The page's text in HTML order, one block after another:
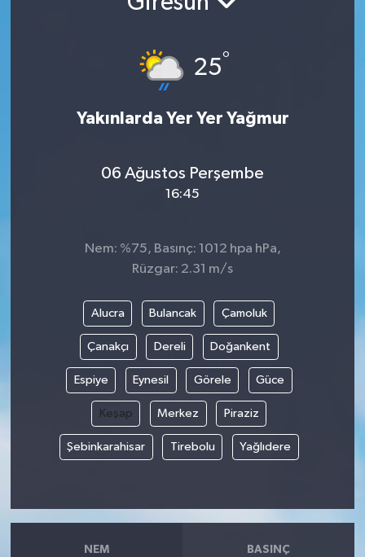
25°
Yakınlarda Yer Yer Yağmur
06 Ağustos Perşembe
16:45
Nem: %75, Basınç: 1012 hpa hPa,
Rüzgar: 2.31 m/s
Alucra Bulancak Çamoluk
Çanakçı Dereli Doğankent
Espiye Eynesil Görele Güce
Keşap Merkez Piraziz
Şebinkarahisar Tirebolu Yağlıdere
NEM BASINÇ